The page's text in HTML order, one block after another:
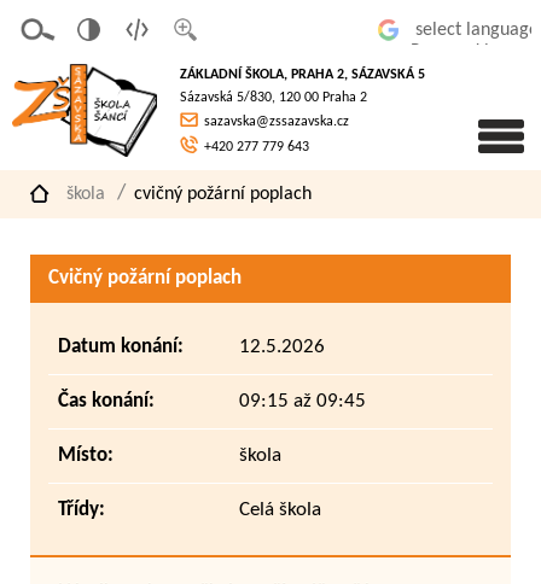
písmo
á
verze
pro
slaboz
raké
ZÁKLADNÍ ŠKOLA, PRAHA 2, SÁZAVSKÁ 5
Sázavská 5/830, 120 00 Praha 2
sazavska@zssazavska.cz
+420 277 779 643
škola cvičný požární poplach
Cvičný požární poplach
Datum konání: 12.5.2026
Čas konání: 09:15 až 09:45
Místo: škola
Třídy: Celá škola